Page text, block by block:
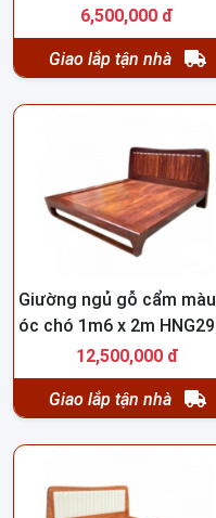
6,500,000 đ
Giao lắp tận nhà
Giường ngủ gỗ cẩm màu
óc chó 1m6 x 2m HNG29
12,500,000 đ
Giao lắp tận nhà